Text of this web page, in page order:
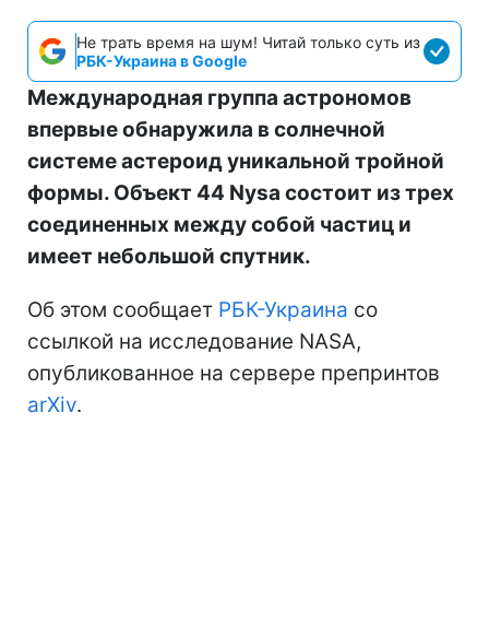
Не трать время на шум! Читай только суть из
РБК-Украина в Google
Международная группа астрономов
впервые обнаружила в солнечной
системе астероид уникальной тройной
формы. Объект 44 Nysa состоит из трех
соединенных между собой частиц и
имеет небольшой спутник.
Об этом сообщает РБК-Украина со
ссылкой на исследование NASA,
опубликованное на сервере препринтов
arXiv.